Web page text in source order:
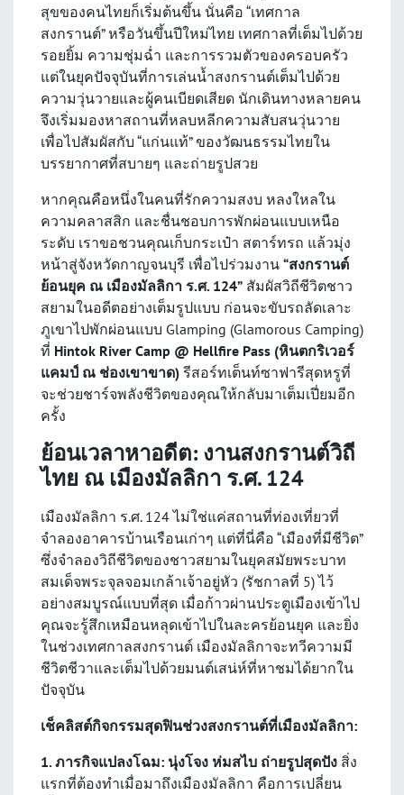
สุขของคนไทยก็เริ่มต้นขึ้น นั่นคือ “เทศกาล
สงกรานต์” หรือวันขึ้นปีใหม่ไทย เทศกาลที่เต็มไปด้วย
รอยยิ้ม ความชุ่มฉ่ำ และการรวมตัวของครอบครัว
แต่ในยุคปัจจุบันที่การเล่นน้ำสงกรานต์เต็มไปด้วย
ความวุ่นวายและผู้คนเบียดเสียด นักเดินทางหลายคน
จึงเริ่มมองหาสถานที่หลบหลีกความสับสนวุ่นวาย
เพื่อไปสัมผัสกับ “แก่นแท้” ของวัฒนธรรมไทยใน
บรรยากาศที่สบายๆ และถ่ายรูปสวย
หากคุณคือหนึ่งในคนที่รักความสงบ หลงใหลใน
ความคลาสสิก และชื่นชอบการพักผ่อนแบบเหนือ
ระดับ เราขอชวนคุณเก็บกระเป๋า สตาร์ทรถ แล้วมุ่ง
หน้าสู่จังหวัดกาญจนบุรี เพื่อไปร่วมงาน “สงกรานต์
ย้อนยุค ณ เมืองมัลลิกา ร.ศ. 124” สัมผัสวิถีชีวิตชาว
สยามในอดีตอย่างเต็มรูปแบบ ก่อนจะขับรถลัดเลาะ
ภูเขาไปพักผ่อนแบบ Glamping (Glamorous Camping)
ที่ Hintok River Camp @ Hellfire Pass (หินตกริเวอร์
แคมป์ ณ ช่องเขาขาด) รีสอร์ทเต็นท์ซาฟารีสุดหรูที่
จะช่วยชาร์จพลังชีวิตของคุณให้กลับมาเต็มเปี่ยมอีก
ครั้ง
ย้อนเวลาหาอดีต: งานสงกรานต์วิถี
ไทย ณ เมืองมัลลิกา ร.ศ. 124
เมืองมัลลิกา ร.ศ. 124 ไม่ใช่แค่สถานที่ท่องเที่ยวที่
จำลองอาคารบ้านเรือนเก่าๆ แต่ที่นี่คือ “เมืองที่มีชีวิต”
ซึ่งจำลองวิถีชีวิตของชาวสยามในยุคสมัยพระบาท
สมเด็จพระจุลจอมเกล้าเจ้าอยู่หัว (รัชกาลที่ 5) ไว้
อย่างสมบูรณ์แบบที่สุด เมื่อก้าวผ่านประตูเมืองเข้าไป
คุณจะรู้สึกเหมือนหลุดเข้าไปในละครย้อนยุค และยิ่ง
ในช่วงเทศกาลสงกรานต์ เมืองมัลลิกาจะทวีความมี
ชีวิตชีวาและเต็มไปด้วยมนต์เสน่ห์ที่หาชมได้ยากใน
ปัจจุบัน
เช็คลิสต์กิจกรรมสุดฟินช่วงสงกรานต์ที่เมืองมัลลิกา:
1. ภารกิจแปลงโฉม: นุ่งโจง ห่มสไบ ถ่ายรูปสุดปัง สิ่ง
แรกที่ต้องทำเมื่อมาถึงเมืองมัลลิกา คือการเปลี่ยน